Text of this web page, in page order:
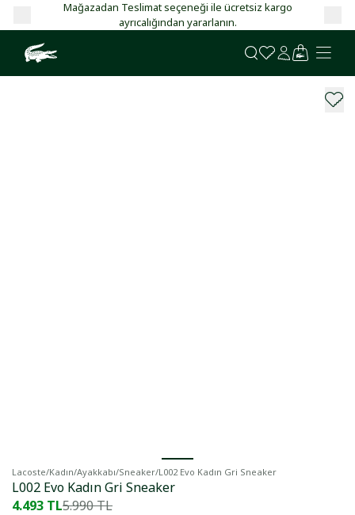
Mağazadan Teslimat seçeneği ile ücretsiz kargo
ayrıcalığından yararlanın.
Lacoste/Kadın/Ayakkabı/Sneaker/L002 Evo Kadın Gri Sneaker
L002 Evo Kadın Gri Sneaker
4.493 TL5.990 TL